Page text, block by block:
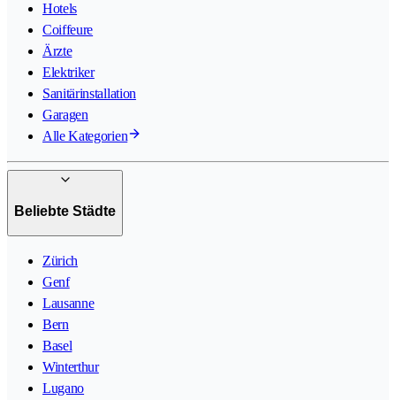
Hotels
Coiffeure
Ärzte
Elektriker
Sanitärinstallation
Garagen
Alle Kategorien
Beliebte Städte
Zürich
Genf
Lausanne
Bern
Basel
Winterthur
Lugano